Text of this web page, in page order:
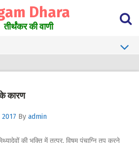
Dhara
तीर्थंकर की वाणी
कारण
By admin
की भक्ति में तत्पर, विषम पंचाग्नि तप करने